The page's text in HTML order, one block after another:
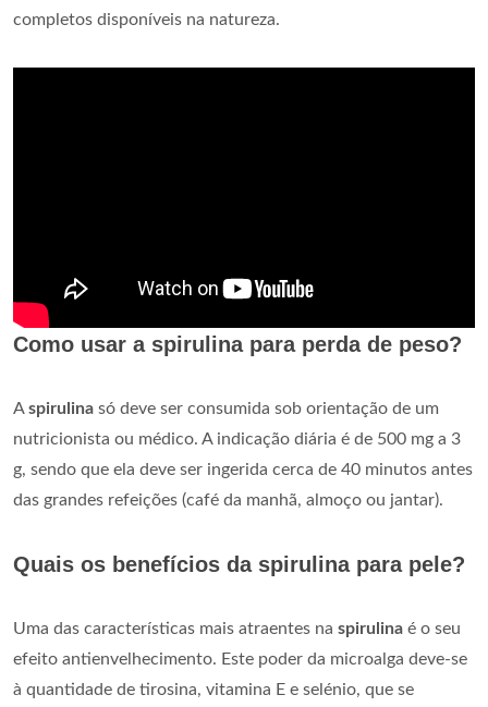
completos disponíveis na natureza.
Como usar a spirulina para perda de peso?
Aspirulina só deve ser consumida sob orientação de um
nutricionista ou médico. A indicação diária é de 500 mg a 3
g, sendo que ela deve ser ingerida cerca de 40 minutos antes
das grandes refeições (café da manhã, almoço ou jantar).
Quais os benefícios da spirulina para pele?
Uma das características mais atraentes na spirulina é o seu
efeito antienvelhecimento. Este poder da microalga deve-se
à quantidade de tirosina, vitamina E e selénio, que se